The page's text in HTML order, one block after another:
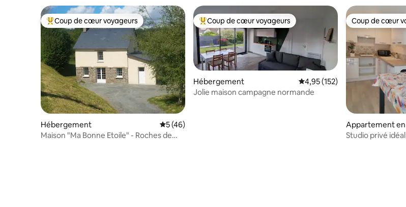
Coups de cœur voyageurs les plus appréciés
Coup de cœur voyageurs
Hébergement Évaluation moyenne sur la base de 46 commentaires : 5 sur 5
5 (46)
Maison "Ma Bonne Etoile" - Roches de
Coups de cœur voyageurs les plus appréciés
Coup de cœur voyageurs
Hébergement Évaluation moyenne sur la
4,95 (152)
Jolie maison campagne normande
Coup de cœur
Coup de cœur
Appartement
Studio privé